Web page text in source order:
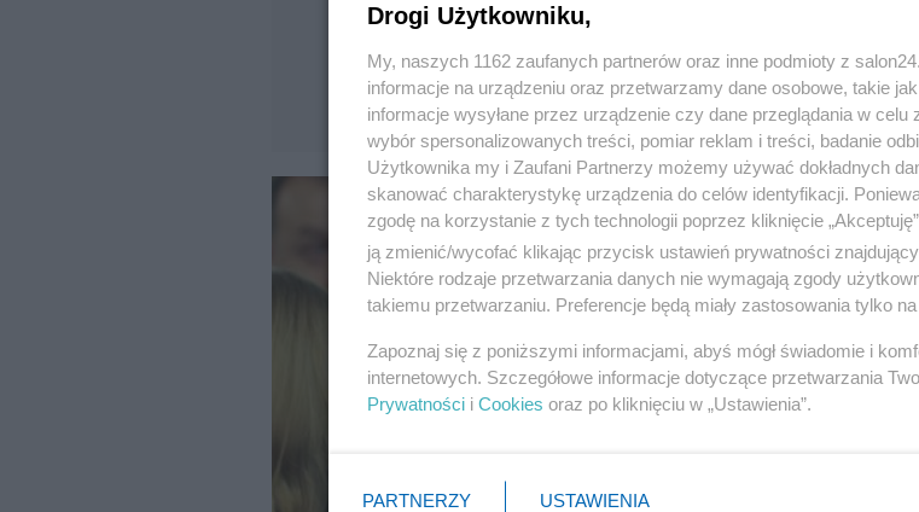
Drogi Użytkowniku,
My, naszych 1162 zaufanych partnerów oraz inne podmioty z
informacje na urządzeniu oraz przetwarzamy dane osobowe, takie
informacje wysyłane przez urządzenie czy dane przeglądania w
wybór spersonalizowanych treści, pomiar reklam i treści, badanie
Użytkownika my i Zaufani Partnerzy możemy używać dokładnych
skanować charakterystykę urządzenia do celów identyfikacji.
zgodę na korzystanie z tych technologii poprzez kliknięcie
ją zmienić/wycofać klikając przycisk ustawień prywatności
Niektóre rodzaje przetwarzania danych nie wymagają zgody
takiemu przetwarzaniu. Preferencje będą miały zastosowania tylko
Zapoznaj się z poniższymi informacjami, abyś mógł świadomie i
internetowych. Szczegółowe informacje dotyczące przetwarzania
Prywatności i Cookies oraz po kliknięciu w „Ustawienia”.
PARTNERZY USTAWIENIA